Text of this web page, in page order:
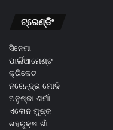
ଟ୍ରେଣ୍ଡିଂ
ସିନେମା
ପାର୍ଲିଆମେଣ୍ଟ
କ୍ରିକେଟ
ନରେନ୍ଦ୍ର ମୋଦି
ଅନୁଷ୍କା ଶର୍ମା
ଏଲୋନ ମୁଷ୍କ
ଶହରୁକ୍ଷ ଖାଁ